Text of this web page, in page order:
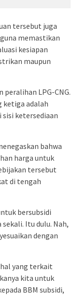
tersebut juga
memastikan
kesiapan
maupun
LPG-CNG.
ketiga adalah
sisi ketersediaan
bahwa
harga untuk
tersebut
di tengah
bersubsidi
Itu dulu. Nah,
dengan
yang terkait
kita untuk
BBM subsidi,